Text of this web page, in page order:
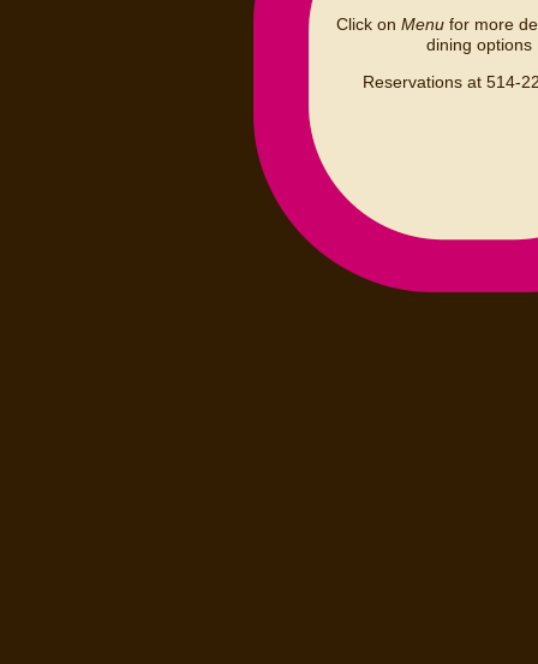
Click on Menufor more
dining options
Reservations at 514-